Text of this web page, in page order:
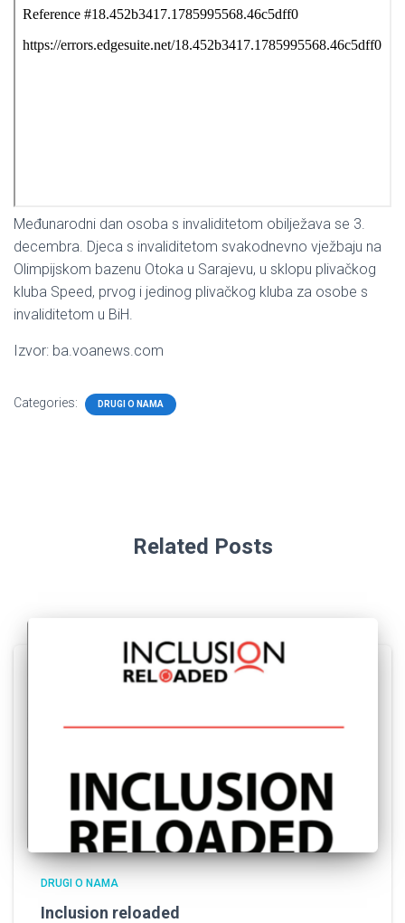
Međunarodni dan osoba s invaliditetom obilježava se 3.
decembra. Djeca s invaliditetom svakodnevno vježbaju na
Olimpijskom bazenu Otoka u Sarajevu, u sklopu plivačkog
kluba Speed, prvog i jedinog plivačkog kluba za osobe s
invaliditetom u BiH.
Izvor: ba.voanews.com
Categories: DRUGI O NAMA
Related Posts
DRUGI O NAMA
Inclusion reloaded